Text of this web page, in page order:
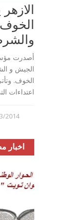
أصدرت
الجيش و
الخوف.
اعتداءات
2014
اخبار